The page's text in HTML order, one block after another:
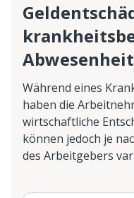
Während eines
haben die
wirtschaftliche
können jedoch je
des Arbeitgebers